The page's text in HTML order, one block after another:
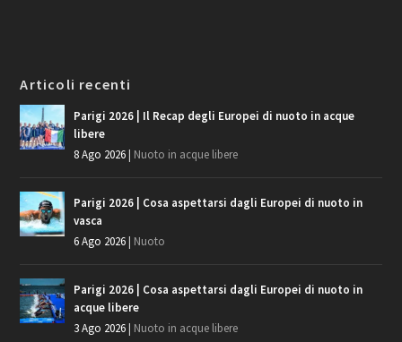
Articoli recenti
Parigi 2026 | Il Recap degli Europei di nuoto in acque
libere
8 Ago 2026| Nuoto in acque libere
Parigi 2026 | Cosa aspettarsi dagli Europei di nuoto in
vasca
6 Ago 2026| Nuoto
Parigi 2026 | Cosa aspettarsi dagli Europei di nuoto in
acque libere
3 Ago 2026| Nuoto in acque libere